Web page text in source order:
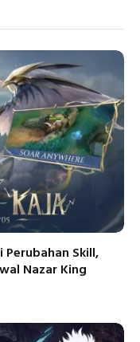
Perubahan Skill,
Nazar King